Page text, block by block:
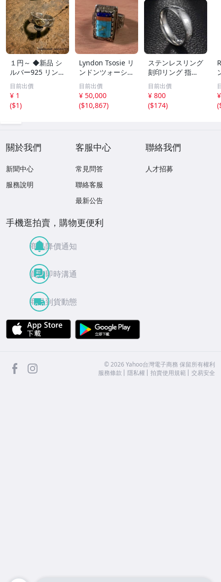
１円～ ◆新品 シ
ルバー925 リング
ドクロ 神様の目
幸福 祈り 幸せ フ
ァッション 指輪
アクセサリー 男
目前出價
¥ 1
($1)
Lyndon Tsosie リ
ンドンツォーシー
リング 【14号】
マルチストーン
トゥファキャスト
コインシルバー
目前出價
¥ 50,000
($10,867)
ステンレスリング
刻印リング 指輪
リング メンズリ
ング ステンレス
指輪 サージカル
ステンレス 金属
目前出價
¥ 800
($174)
(
關於我們
新聞中心
服務說明
客服中心
常見問答
聯絡客服
最新公告
聯絡我們
人才招募
手機逛拍賣，購物更便利
商品降價通知
買賣即時溝通
商品到貨動態
APP Store
facebook ©2026 Yahoo台灣電子商務 保留所有權利
服務條款
隱私權 拍賣使用規範 交易安全